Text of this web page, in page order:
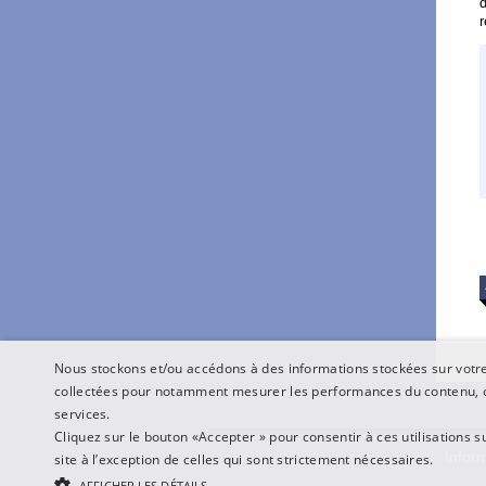
Nous stockons et/ou accédons à des informations stockées sur
collectées pour notamment mesurer les performances du
services.
Cliquez sur le bouton «Accepter » pour consentir à ces utilisations
site à l’exception de celles qui sont strictement nécessaires.